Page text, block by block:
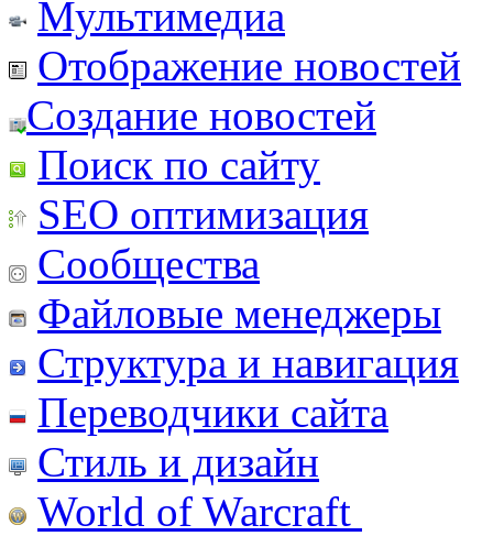
Мультимедиа
Отображение новостей
Создание новостей
Поиск по сайту
SEO оптимизация
Сообщества
Файловые менеджеры
Структура и навигация
Переводчики сайта
Стиль и дизайн
World of Warcraft